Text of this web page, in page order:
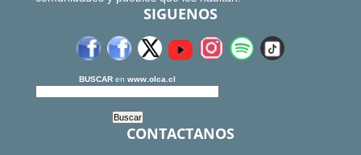
SIGUENOS
BUSCAR en www.olca.cl
CONTACTANOS